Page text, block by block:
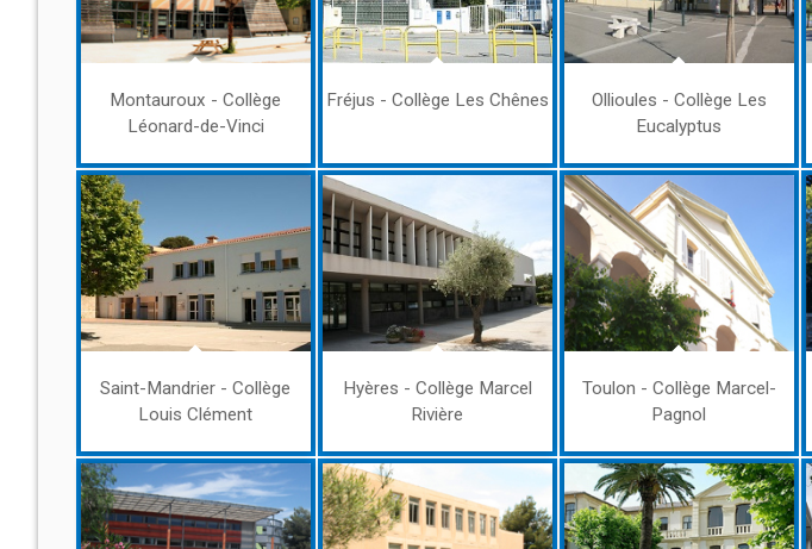
Montauroux - Collège
Léonard-de-Vinci
Fréjus - Collège Les Chênes
Ollioules - Collège Les
Eucalyptus
Saint-Mandrier - Collège
Louis Clément
Hyères - Collège Marcel
Rivière
Toulon - Collège Marcel-
Pagnol